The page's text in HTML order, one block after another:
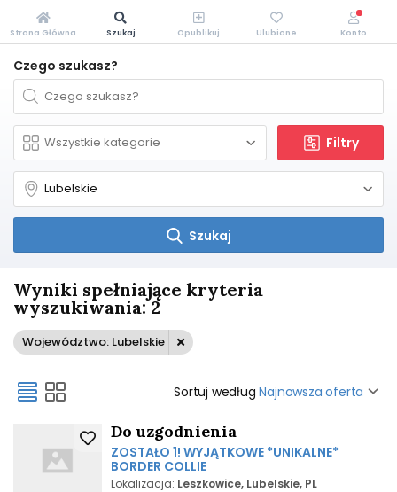
Czego szukasz?
Filtry
Szukaj
Wyniki spełniające kryteria
wyszukiwania: 2
Województwo: Lubelskie
Sortuj według Najnowsza oferta
Do uzgodnienia
ZOSTAŁO 1! WYJĄTKOWE *UNIKALNE*
BORDER COLLIE
Lokalizacja: Leszkowice, Lubelskie, PL
Strona Główna Szukaj Opublikuj Ulubione Konto